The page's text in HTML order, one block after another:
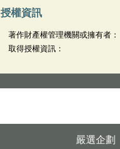
授權資訊
著作財產權管理機關或擁有者：
取得授權資訊：
嚴選企劃